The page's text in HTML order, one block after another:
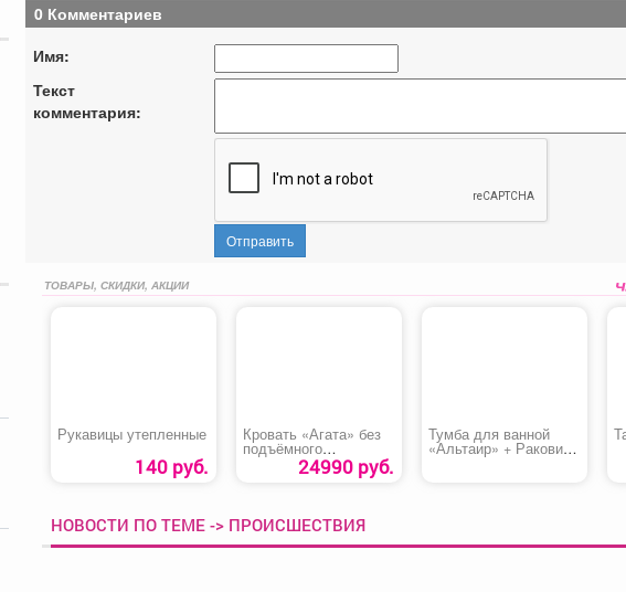
0 Комментариев
Имя:
Текст
комментария:
Отправить
ТОВАРЫ, СКИДКИ, АКЦИИ
Рукавицы утепленные
140 руб.
Кровать «Агата» без
подъёмного
механизма24990 руб.
Тумба для ванной
«Альтаир» + Раковина
«Quadro»
НОВОСТИ ПО ТЕМЕ -> ПРОИСШЕСТВИЯ